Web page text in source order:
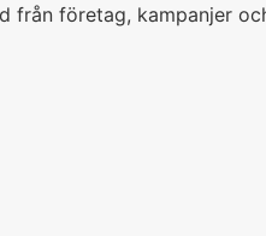
från företag, kampanjer